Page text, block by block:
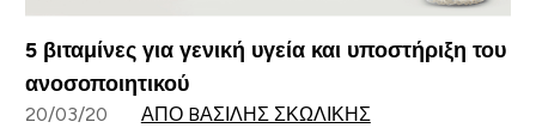
5 βιταμίνες για γενική υγεία και υποστήριξη του
ανοσοποιητικού
20/03/20 ΑΠΌ BΑΣΊΛΗΣ ΣΚΩΛΊΚΗΣ